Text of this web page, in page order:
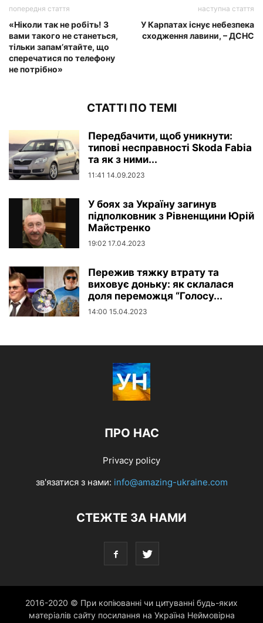
попередня стаття
«Ніколи так не робіть! З
вами такого не станеться,
тільки запам’ятайте, що
сперечатися по телефону
не потрібно»
наступна стаття
У Карпатах існує небезпека
сходження лавини, – ДСНС
СТАТТІ ПО ТЕМІ
Передбачити, щоб уникнути:
типові несправності Skoda Fabia
та як з ними...
11:41 14.09.2023
У боях за Україну загинув
підполковник з Рівненщини Юрій
Майстренко
19:02 17.04.2023
Пережив тяжку втрату та
виховує доньку: як склалася
доля переможця “Голосу...
14:00 15.04.2023
ПРО НАС
Privacy policy
зв'язатися з нами: info@amazing-ukraine.com
СТЕЖТЕ ЗА НАМИ
2016-2020 © При копіюванні чи цитуванні будь-яких
матеріалів сайту посилання на Україна Неймовірна